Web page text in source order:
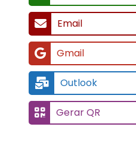
Email
Gmail
Outlook
Gerar QR